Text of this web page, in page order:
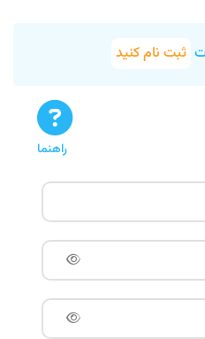
ثبت نام کنید
راهنما